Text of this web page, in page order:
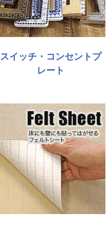
スイッチ・コンセントプ
レート